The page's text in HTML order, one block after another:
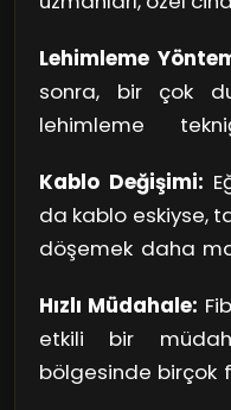
kaynağı ve fiber
Bu testlerle,
veya herhangi bir
Lehimleme
sonra, bir çok
lehimleme
birleştirilir. Bu
bozulmadan
özellikle küçük
yöntemdir.
Kablo Değişimi:
da kablo eskiyse,
döşemek daha
kalitesinin
döşemesinde,
standartlara
Hızlı Müdahale:
etkili bir
bölgesinde birçok